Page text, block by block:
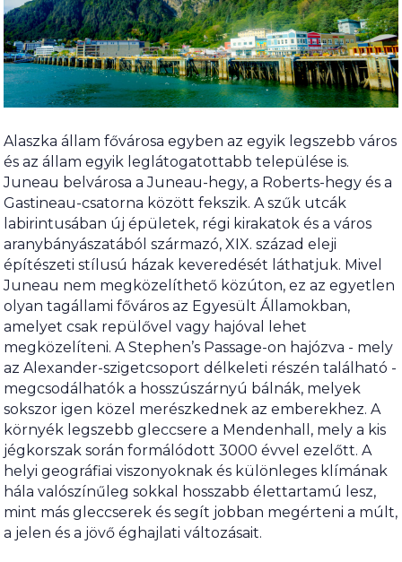
Alaszka állam fővárosa egyben az egyik legszebb város
és az állam egyik leglátogatottabb települése is.
Juneau belvárosa a Juneau-hegy, a Roberts-hegy és a
Gastineau-csatorna között fekszik. A szűk utcák
labirintusában új épületek, régi kirakatok és a város
aranybányászatából származó, XIX. század eleji
építészeti stílusú házak keveredését láthatjuk. Mivel
Juneau nem megközelíthető közúton, ez az egyetlen
olyan tagállami főváros az Egyesült Államokban,
amelyet csak repülővel vagy hajóval lehet
megközelíteni. A Stephen’s Passage-on hajózva - mely
az Alexander-szigetcsoport délkeleti részén található -
megcsodálhatók a hosszúszárnyú bálnák, melyek
sokszor igen közel merészkednek az emberekhez. A
környék legszebb gleccsere a Mendenhall, mely a kis
jégkorszak során formálódott 3000 évvel ezelőtt. A
helyi geográfiai viszonyoknak és különleges klímának
hála valószínűleg sokkal hosszabb élettartamú lesz,
mint más gleccserek és segít jobban megérteni a múlt,
a jelen és a jövő éghajlati változásait.